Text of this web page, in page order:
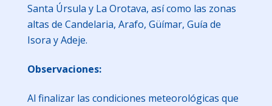
Santa Úrsula y La Orotava, así como las zonas
altas de Candelaria, Arafo, Güímar, Guía de
Isora y Adeje.
Observaciones:
Al finalizar las condiciones meteorológicas que